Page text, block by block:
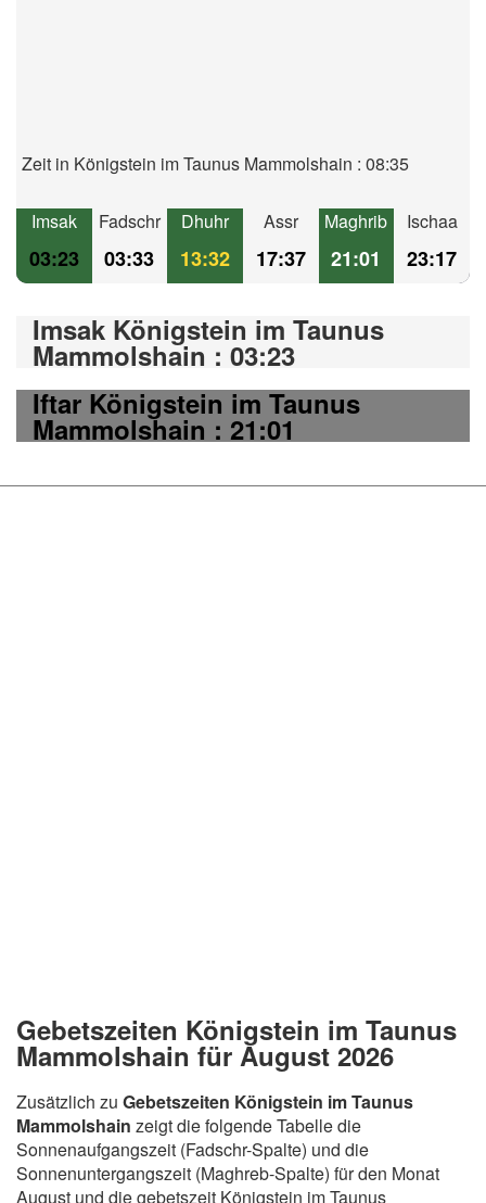
Zeit in Königstein im Taunus Mammolshain : 08:35
Imsak
03:23
Fadschr
03:33
Dhuhr
13:32
Assr
17:37
Maghrib
21:01
Ischaa
23:17
Imsak Königstein im Taunus
Mammolshain : 03:23
Iftar Königstein im Taunus
Mammolshain : 21:01
Gebetszeiten Königstein im Taunus
Mammolshain für August 2026
Zusätzlich zu Gebetszeiten Königstein im Taunus
Mammolshain zeigt die folgende Tabelle die
Sonnenaufgangszeit (Fadschr-Spalte) und die
Sonnenuntergangszeit (Maghreb-Spalte) für den Monat
August und die gebetszeit Königstein im Taunus